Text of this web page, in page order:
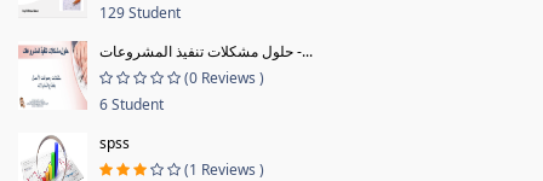
129 Student
حلول مشكلات تنفيذ المشروعات -...
(0 Reviews )
6 Student
spss
(1 Reviews )